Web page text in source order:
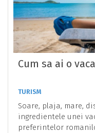
Cum sa ai o
TURISM
Soare, plaja, mare,
ingredientele unei
preferintelor